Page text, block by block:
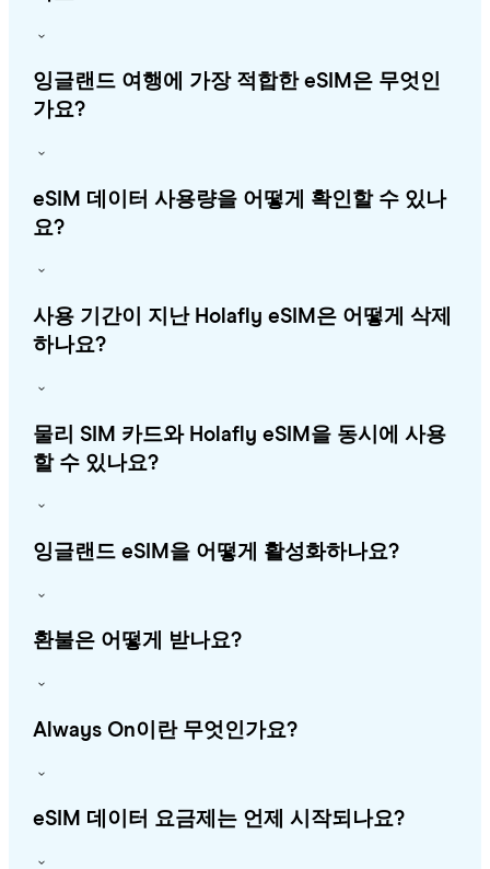
잉글랜드 여행에 가장 적합한 eSIM은 무엇인
가요?
eSIM 데이터 사용량을 어떻게 확인할 수 있나
요?
사용 기간이 지난 Holafly eSIM은 어떻게 삭제
하나요?
물리 SIM 카드와 Holafly eSIM을 동시에 사용
할 수 있나요?
잉글랜드 eSIM을 어떻게 활성화하나요?
환불은 어떻게 받나요?
Always On이란 무엇인가요?
eSIM 데이터 요금제는 언제 시작되나요?